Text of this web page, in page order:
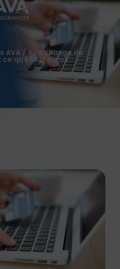
AVA / AVA change de
qu’il faut savoir